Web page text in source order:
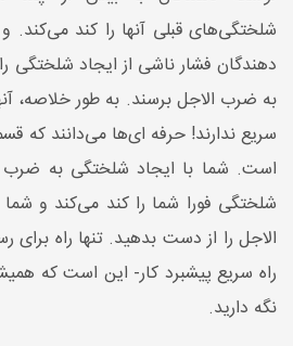
شلختگی‌های قبلی آنها را کند می‌کند.
دهندگان فشار ناشی از ایجاد شلختگی
به ضرب الاجل برسند. به طور خلاصه،
سریع ندارند! حرفه ای‌ها می‌دانند که
است. شما با ایجاد شلختگی به ضرب
شلختگی فورا شما را کند می‌کند و
الاجل را از دست بدهید. تنها راه
راه سریع پیشبرد کار- این است که
نگه دارید.